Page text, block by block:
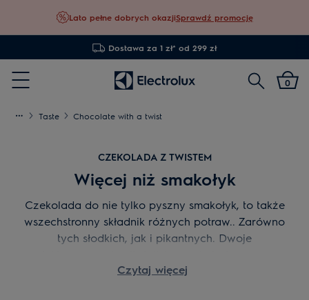
Lato pełne dobrych okazjiSprawdź promocję
Dostawa za 1 zł* od 299 zł
Menu
Szukaj 0
Taste Chocolate with a twist
CZEKOLADA Z TWISTEM
Więcej niż smakołyk
Czekolada do nie tylko pyszny smakołyk, to także
wszechstronny składnik różnych potraw.. Zarówno
tych słodkich, jak i pikantnych. Dwoje
szef kuchni Sven Wassmer oraz blogerka Lara
Czytaj więcej